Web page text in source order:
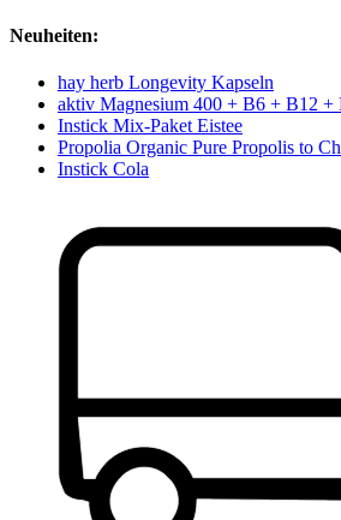
Neuheiten:
hay herb Longevity Kapseln
aktiv Magnesium 400 + B6 + B12 +
Instick Mix-Paket Eistee
Propolia Organic Pure Propolis to
Instick Cola